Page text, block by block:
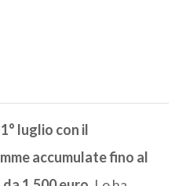
luglio con il
accumulate fino al